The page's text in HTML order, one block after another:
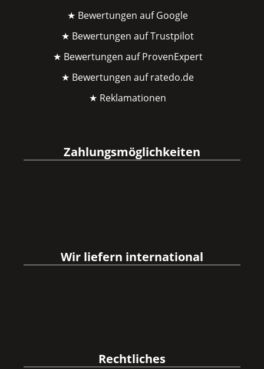
★ Bewertungen auf Google
★ Bewertungen auf Trustpilot
★ Bewertungen auf ProvenExpert
★ Bewertungen auf ratedo.de
★ Reklamationen
Zahlungsmöglichkeiten
Wir liefern international
Rechtliches